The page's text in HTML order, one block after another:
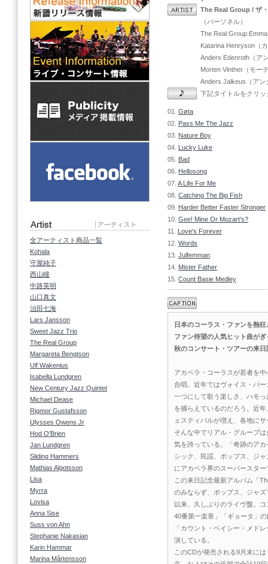
The Real Group / ザ
（パーソネル）
The Real
Katarina Henryson（
Anders Edenroth（ア
Morten Vinther（モー
Anders Jalkeus（アン
下記タイトルをクリ
01. Gøta
02. Pass Me The Jazz
03. Nature Boy
04. Lucky Luke
05. Bad
06. Hellosong
07. A Life For Me
08. Catching The Big Fish
09. Harder Better Faster Stronger
10. Gee! Mine Or Mozart's?
11. Love's Forever
12. Words
13. Julfemman
14. Mister Father
15. Count Basie Medley
日本のコーラス・ファンを熱
ファン待望の人気ヒット曲が
秋のコンサート・ツアーの来
アカペラ・コーラスが若者を
合唱。近年ではヴォイス・パ
一つにして歌う楽しさ、ハモ
を捕らえているのだろう。近
ェスティバルが増え、各地に
そんな中でリアル・グループ
気を誇っている。「奇跡のア
シック、民謡、ポップス、ジ
にアカペラ界のスーパースター
この来日記念最新アルバム「
のみならず、ポップス、ジャ
以来、久しぶりのライヴ盤。
40番第一楽章」「ギョータ」
「カウント・ベイシー・メド
演している。
このCDが発売される9月末に
全アーティスト商品一覧
Kohala
守屋純子
西山瞳
中路英明
山口真文
治田七海
Lars Jansson
Sweet Jazz Trio
The Real Group
Margareta Bengtson
Ulf Wakenius
Isabella Lundgren
New Century Jazz Quintet
Michael Dease
Rigmor Gustafsson
Ulysses Owens Jr
Hod O'Brien
Jan Lundgren
Sliding Hammers
Mathias Algotsson
Lisa
Myrra
Lovisa
Anna Sise
Suss von Ahn
Stephanie Nakasian
Karin Hammar
Marina Mårtensson